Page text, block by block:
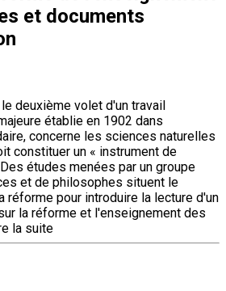
et documents
deuxième volet d'un travail
établie en 1902 dans
concerne les sciences naturelles
constituer un « instrument de
études menées par un groupe
et de philosophes situent le
réforme pour introduire la lecture d'un
la réforme et l'enseignement des
la suite